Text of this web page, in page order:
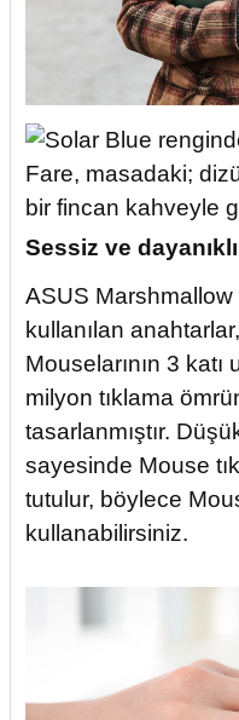
Sessiz ve dayanıklı
ASUS Marshmallow
kullanılan
Mouselarının 3
milyon tıklama
tasarlanmıştır.
sayesinde Mouse
tutulur, böylece
kullanabilirsiniz.